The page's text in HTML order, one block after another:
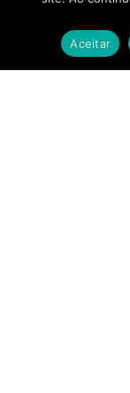
Aceitar